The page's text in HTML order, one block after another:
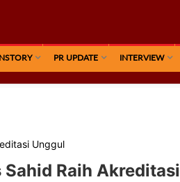
PR UPDATE INTERVIEW
Unggul
Raih Akreditasi